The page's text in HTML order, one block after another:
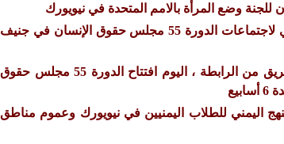
للجنة وضع المرأة بالامم المتحدة في نيويورك
تحديث يومي لاجتماعات الدورة 55 مجلس حقوق الإنسان في جنيف
بمشاركة فريق من الرابطة ، اليوم افتتاح الدورة 55 مجلس حقوق
اليمني للطلاب اليمنيين في نيويورك وعموم مناطق